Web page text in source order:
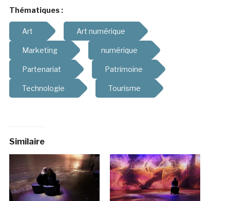
Thématiques :
Art Art numérique
Marketing numérique
Partenariat Patrimoine
Technologie Tourisme
Similaire